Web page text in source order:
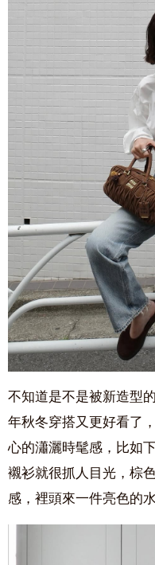
不知道是不是被新造型
年秋冬穿搭又更好看了
心的瀟灑時髦感，比如
襯衫就很抓人目光，棕
感，裡頭來一件亮色的